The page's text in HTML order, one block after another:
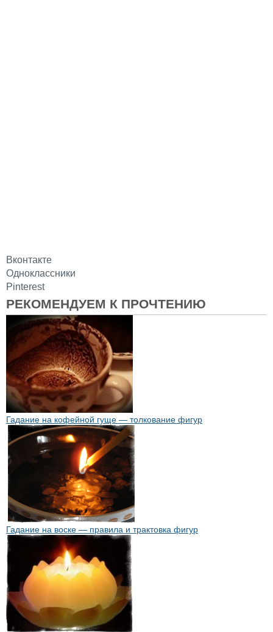
Вконтакте
Одноклассники
Pinterest
РЕКОМЕНДУЕМ К ПРОЧТЕНИЮ
Гадание на кофейной гуще — толкование фигур
Гадание на воске — правила и трактовка фигур